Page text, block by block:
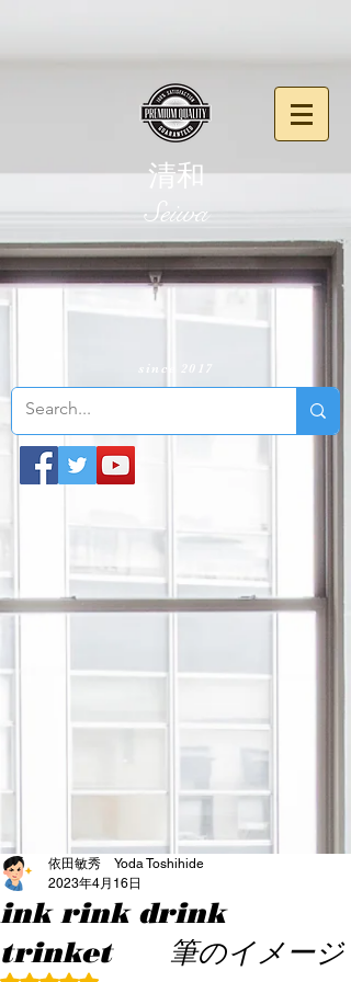
清和
​Seiwa
since 2017
ink rink drink
trinket 筆のイメージ
依田敏秀 Yoda Toshihide
2023年4月16日